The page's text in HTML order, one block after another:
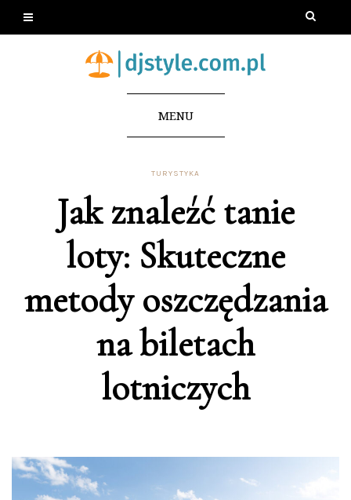
MENU
TURYSTYKA
Jak znaleźć tanie
loty: Skuteczne
metody oszczędzania
na biletach
lotniczych